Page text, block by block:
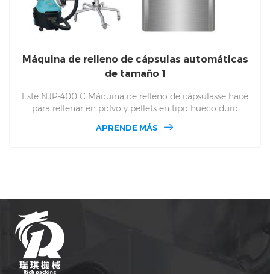
Máquina de relleno de cápsulas automáticas
de tamaño 1
Este NJP-400 C Máquina de relleno de cápsulasse hace
para rellenar en polvo y pellets en tipo hueco duro
cabe al tamaño de las cápsulas en tamaño
APRENDE MÁS